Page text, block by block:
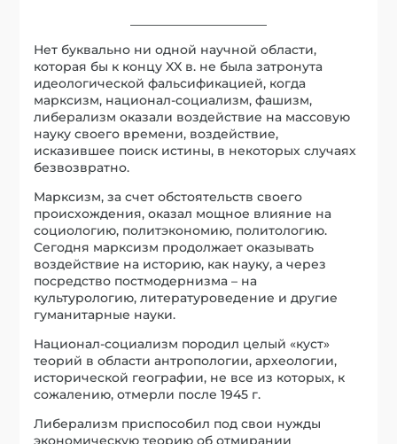
Нет буквально ни одной научной области,
которая бы к концу XX в. не была затронута
идеологической фальсификацией, когда
марксизм, национал-социализм, фашизм,
либерализм оказали воздействие на массовую
науку своего времени, воздействие,
исказившее поиск истины, в некоторых случаях
безвозвратно.
Марксизм, за счет обстоятельств своего
происхождения, оказал мощное влияние на
социологию, политэкономию, политологию.
Сегодня марксизм продолжает оказывать
воздействие на историю, как науку, а через
посредство постмодернизма – на
культурологию, литературоведение и другие
гуманитарные науки.
Национал-социализм породил целый «куст»
теорий в области антропологии, археологии,
исторической географии, не все из которых, к
сожалению, отмерли после 1945 г.
Либерализм приспособил под свои нужды
экономическую теорию об отмирании